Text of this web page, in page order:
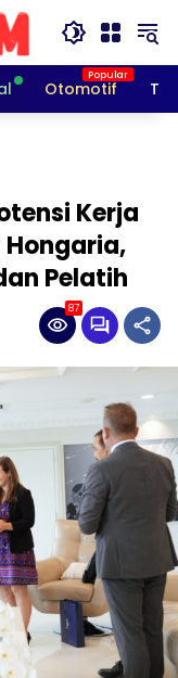
Otomotif
Kerja
Pelatih
87